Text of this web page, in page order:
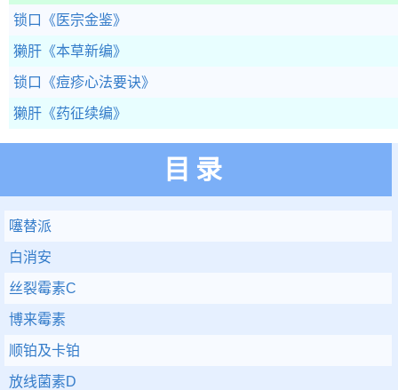
锁口 《医宗金鉴》
獭肝 《本草新编》
锁口 《痘疹心法要诀》
獭肝 《药征续编》
目录
噻替派
白消安
丝裂霉素C
博来霉素
顺铂及卡铂
放线菌素D